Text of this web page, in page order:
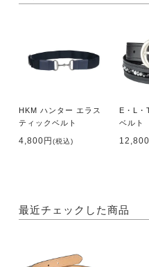
HKM ハンター エラス
ティックベルト
4,800円(税込)
E・L・
ベルト
最近チェックした商品